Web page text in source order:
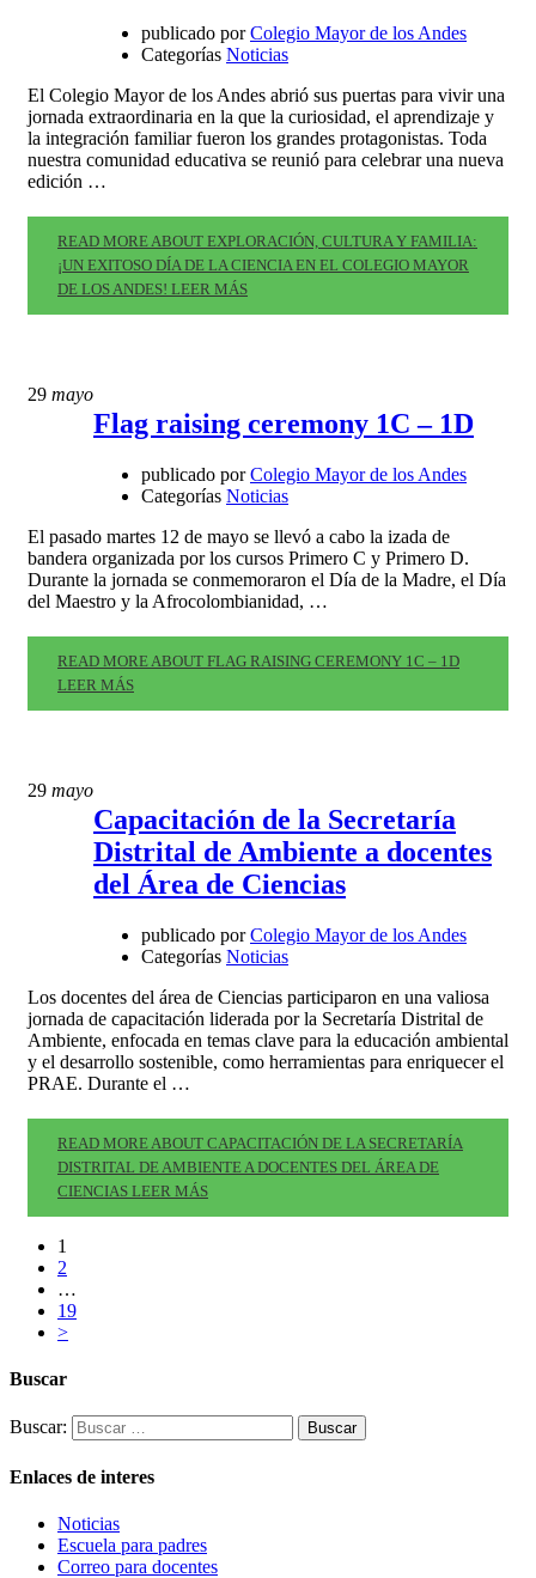
publicado por Colegio Mayor de los Andes
Categorías Noticias
El Colegio Mayor de los Andes abrió sus puertas para vivir una
jornada extraordinaria en la que la curiosidad, el aprendizaje y
la integración familiar fueron los grandes protagonistas. Toda
nuestra comunidad educativa se reunió para celebrar una nueva
edición …
READ MORE ABOUT EXPLORACIÓN, CULTURA Y FAMILIA:
¡UN EXITOSO DÍA DE LA CIENCIA EN EL COLEGIO MAYOR
DE LOS ANDES! LEER MÁS
29 mayo
Flag raising ceremony 1C – 1D
publicado por Colegio Mayor de los Andes
Categorías Noticias
El pasado martes 12 de mayo se llevó a cabo la izada de
bandera organizada por los cursos Primero C y Primero D.
Durante la jornada se conmemoraron el Día de la Madre, el Día
del Maestro y la Afrocolombianidad, …
READ MORE ABOUT FLAG RAISING CEREMONY 1C – 1D
LEER MÁS
29 mayo
Capacitación de la Secretaría
Distrital de Ambiente a docentes
del Área de Ciencias
publicado por Colegio Mayor de los Andes
Categorías Noticias
Los docentes del área de Ciencias participaron en una valiosa
jornada de capacitación liderada por la Secretaría Distrital de
Ambiente, enfocada en temas clave para la educación ambiental
y el desarrollo sostenible, como herramientas para enriquecer el
PRAE. Durante el …
READ MORE ABOUT CAPACITACIÓN DE LA SECRETARÍA
DISTRITAL DE AMBIENTE A DOCENTES DEL ÁREA DE
CIENCIAS LEER MÁS
1
2
…
19
>
Buscar
Buscar:
Enlaces de interes
Noticias
Escuela para padres
Correo para docentes